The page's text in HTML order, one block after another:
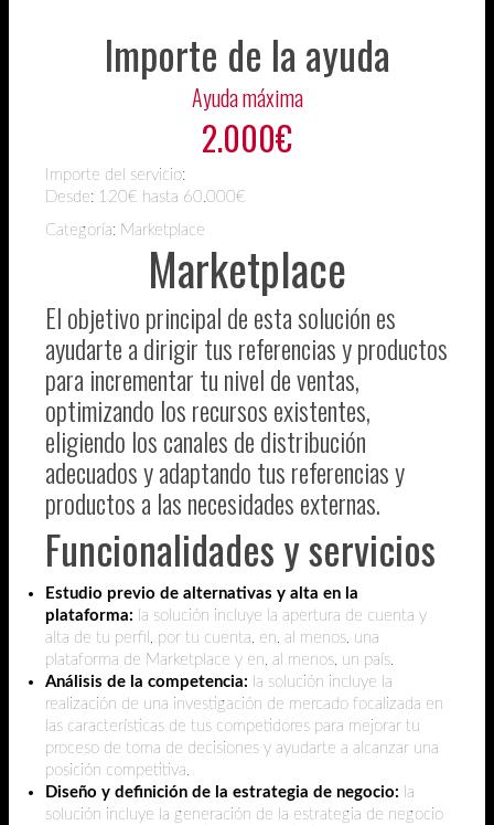
Importe de la ayuda
Ayuda máxima
2.000€
Importe del servicio:
Desde: 120€ hasta 60.000€
Categoría: Marketplace
Marketplace
El objetivo principal de esta solución es
ayudarte a dirigir tus referencias y productos
para incrementar tu nivel de ventas,
optimizando los recursos existentes,
eligiendo los canales de distribución
adecuados y adaptando tus referencias y
productos a las necesidades externas.
Funcionalidades y servicios
Estudio previo de alternativas y alta en la
plataforma: la solución incluye la apertura de cuenta y
alta de tu perfil, por tu cuenta, en, al menos, una
plataforma de Marketplace y en, al menos, un país.
Análisis de la competencia: la solución incluye la
realización de una investigación de mercado focalizada en
las características de tus competidores para mejorar tu
proceso de toma de decisiones y ayudarte a alcanzar una
posición competitiva.
Diseño y definición de la estrategia de negocio: la
solución incluye la generación de la estrategia de negocio